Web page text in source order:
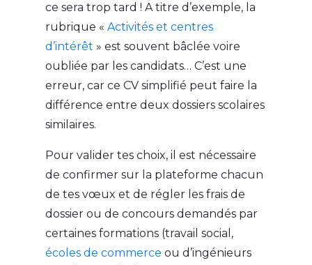
ce sera trop tard ! A titre d’exemple, la
rubrique « Activités et centres
d’intérêt » est souvent bâclée voire
oubliée par les candidats… C’est une
erreur, car ce CV simplifié peut faire la
différence entre deux dossiers scolaires
similaires.
Pour valider tes choix, il est nécessaire
de confirmer sur la plateforme chacun
de tes vœux et de régler les frais de
dossier ou de concours demandés par
certaines formations (travail social,
écoles de commerce ou d’ingénieurs